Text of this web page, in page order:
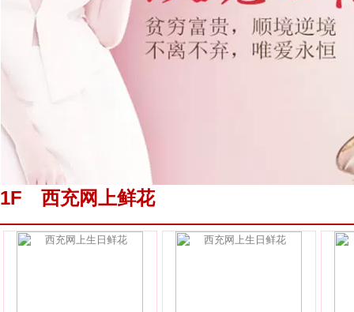
1F 西充网上鲜花